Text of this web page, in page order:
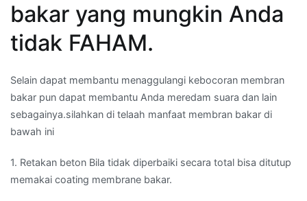
bakar yang mungkin Anda
tidak FAHAM.
Selain dapat membantu menaggulangi kebocoran membran
bakar pun dapat membantu Anda meredam suara dan lain
sebagainya.silahkan di telaah manfaat membran bakar di
bawah ini
1. Retakan beton Bila tidak diperbaiki secara total bisa ditutup
memakai coating membrane bakar.